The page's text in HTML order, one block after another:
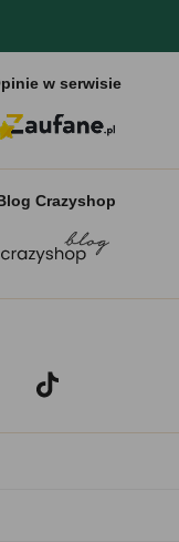
w serwisie
Crazyshop